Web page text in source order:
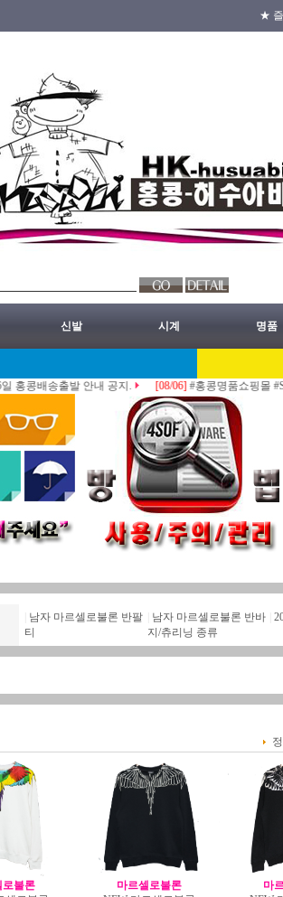
★ 즐
신발 시계 명품
출발 안내 공지. [08/06] #홍콩명품쇼핑몰 #ST #레
남자 마르셀로불론 반팔
티
남자 마르셀로불론 반바
지/츄리닝 종류
로불론
마르셀로불론
마